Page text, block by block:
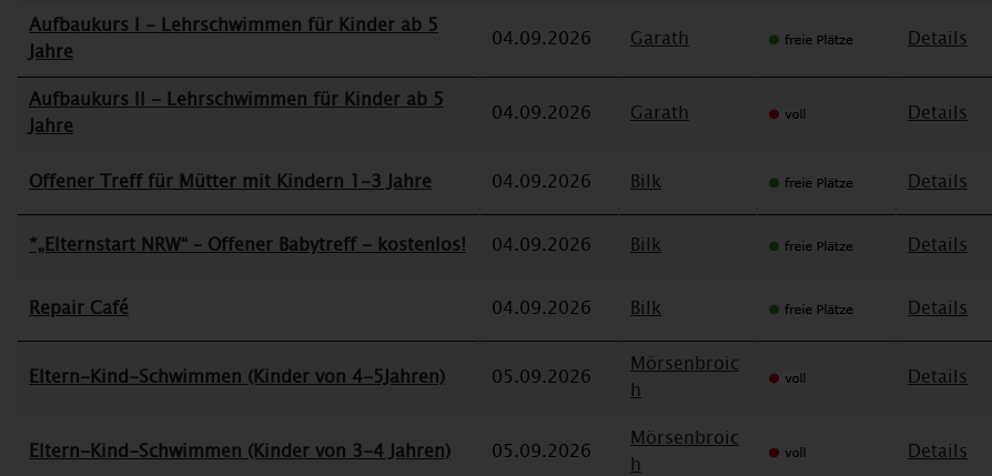
Aufbaukurs I - Lehrschwimmen für Kinder ab 5
Jahre
04.09.2026 Garath Details
Aufbaukurs II - Lehrschwimmen für Kinder ab 5
Jahre
04.09.2026 Garath Details
Offener Treff für Mütter mit Kindern 1-3 Jahre 04.09.2026 Bilk Details
*„Elternstart NRW“ – Offener Babytreff - kostenlos! 04.09.2026 Bilk Details
Repair Café 04.09.2026 Bilk Details
Eltern-Kind-Schwimmen (Kinder von 4-5Jahren) 05.09.2026
Mörsenbroic
h
Details
Eltern-Kind-Schwimmen (Kinder von 3-4 Jahren) 05.09.2026
Mörsenbroic
h
Details